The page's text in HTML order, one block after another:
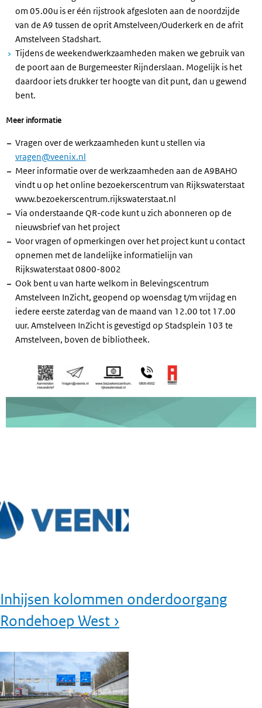
om 05.00u is er één rijstrook afgesloten aan de noordzijde
van de A9 tussen de oprit Amstelveen/Ouderkerk en de afrit
Amstelveen Stadshart.
Tijdens de weekendwerkzaamheden maken we gebruik van
de poort aan de Burgemeester Rijnderslaan. Mogelijk is het
daardoor iets drukker ter hoogte van dit punt, dan u gewend
bent.
Meer informatie
Vragen over de werkzaamheden kunt u stellen via
vragen@veenix.nl
Meer informatie over de werkzaamheden aan de A9BAHO
vindt u op het online bezoekerscentrum van Rijkswaterstaat
www.bezoekerscentrum.rijkswaterstaat.nl
Via onderstaande QR-code kunt u zich abonneren op de
nieuwsbrief van het project
Voor vragen of opmerkingen over het project kunt u contact
opnemen met de landelijke informatielijn van
Rijkswaterstaat 0800-8002
Ook bent u van harte welkom in Belevingscentrum
Amstelveen InZicht, geopend op woensdag t/m vrijdag en
iedere eerste zaterdag van de maand van 12.00 tot 17.00
uur. Amstelveen InZicht is gevestigd op Stadsplein 103 te
Amstelveen, boven de bibliotheek.
Inhijsen kolommen onderdoorgang
Rondehoep West ›